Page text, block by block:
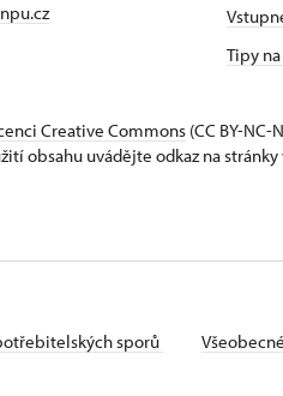
Tipy
Creative Commons (CC BY-NC-
obsahu uvádějte odkaz na
sporů